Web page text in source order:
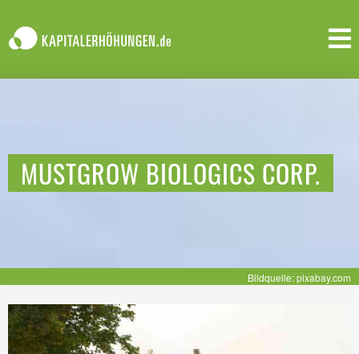
MUSTGROW BIOLOGICS CORP.
Bildquelle: pixabay.com